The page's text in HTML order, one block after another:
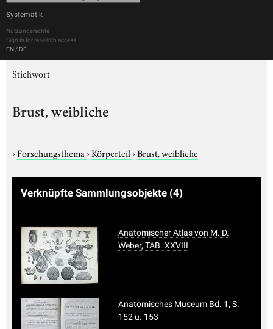
Systematik
Nutzungsrechte
Sign in for research access
EN / DE
Stichwort
Brust, weibliche
›Forschungsthema›Körperteil›Brust, weibliche
Verknüpfte Sammlungsobjekte (4)
Anatomischer Atlas von M. D.
Weber, TAB. XXVIII
Anatomisches Museum Bd. 1, S.
152 u. 153